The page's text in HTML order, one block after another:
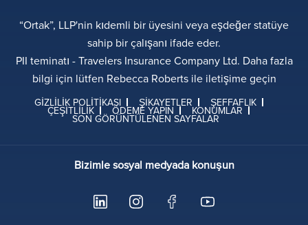
“Ortak”, LLP'nin kıdemli bir üyesini veya eşdeğer statüye
sahip bir çalışanı ifade eder.
PII teminatı - Travelers Insurance Company Ltd. Daha fazla
bilgi için lütfen Rebecca Roberts ile iletişime geçin
GIZLILIK POLITIKASI ŞIKAYETLER ŞEFFAFLIK
ÇEŞITLILIK ÖDEME YAPIN KONUMLAR
SON GÖRÜNTÜLENEN SAYFALAR
Bizimle sosyal medyada konuşun